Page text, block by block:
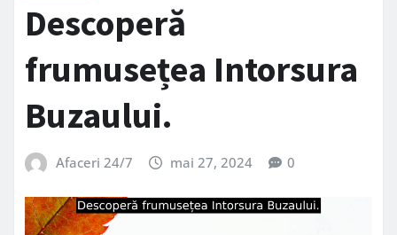
Descoperă
frumusețea Intorsura
Buzaului.
Afaceri 24/7 mai 27, 2024 0